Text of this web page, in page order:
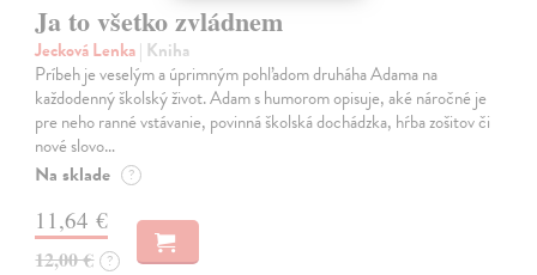
Ja to všetko zvládnem
Jecková Lenka| Kniha
Príbeh je veselým a úprimným pohľadom druháha Adama na
každodenný školský život. Adam s humorom opisuje, aké náročné je
pre neho ranné vstávanie, povinná školská dochádzka, hŕba zošitov či
nové slovo…
Na sklade ?
11,64 €
12,00 € ?